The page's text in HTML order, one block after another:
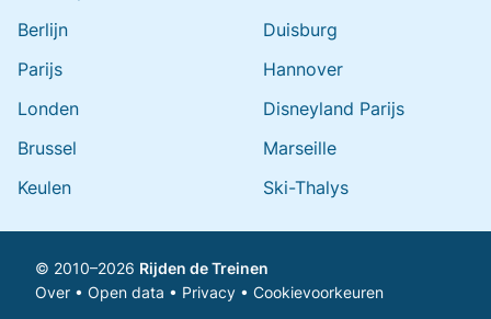
Berlijn
Parijs
Londen
Brussel
Keulen
Duisburg
Hannover
Disneyland Parijs
Marseille
Ski-Thalys
© 2010–2026 Rijden de Treinen
Over • Open data • Privacy • Cookievoorkeuren